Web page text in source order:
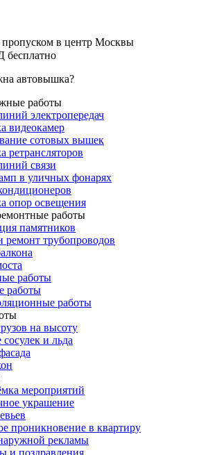
в центр Москвы
автовышка?
работы
электропередач
видеокамер
сотовых вышек
ретрансляторов
связи
в уличных фонарях
опор освещения
работы
памятников
ремонт трубопроводов
работы
работы
работы
на высоту
сосулек и льда
мероприятий
украшение
проникновение в квартиру
рекламы
и поздравления